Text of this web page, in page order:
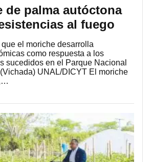
de palma autóctona
al fuego
el moriche desarrolla
como respuesta a los
sucedidos en el Parque Nacional
UNAL/DICYT El moriche